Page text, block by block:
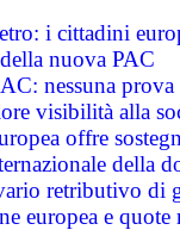
i cittadini
nuova PAC
nessuna
visibilità alla
offre
della
retributivo di
europea e